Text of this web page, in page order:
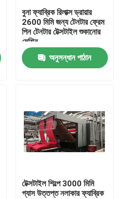
বুনা ফ্যাব্রিক রিলাক্স ড্রায়ার
2600 মিমি জন্য টেনটার ফ্রেম
পিন টেনটার টেক্সটাইল শুকানোর
মেশিন
অনুসন্ধান পাঠান
টেক্সটাইল শিল্পে 3000 মিমি
গ্যাস উত্তপ্ত নলাকার ফ্যাব্রিক